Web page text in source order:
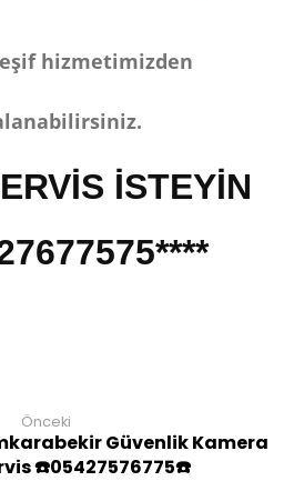
hizmetimizden
İSTEYİN
Önceki
Güvenlik Kamera
☎️05427576775☎️